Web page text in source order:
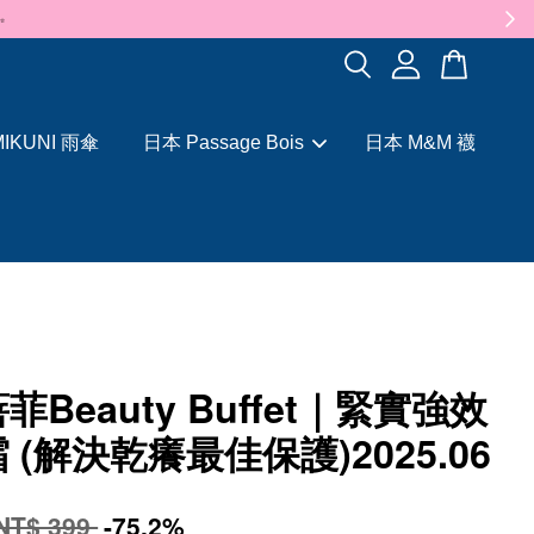
雨傘 日本 Passage Bois 日本 M&M 襪
菲Beauty Buffet｜緊實強效
(解決乾癢最佳保護)2025.06
399-75.2%